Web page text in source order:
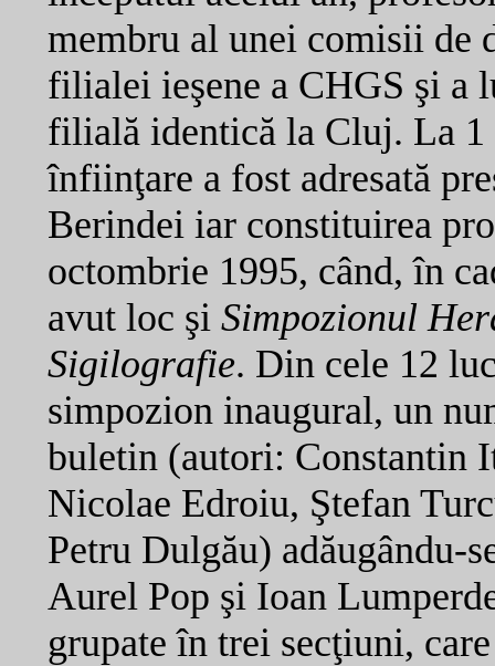
membru al unei comisii de
filialei ieşene a CHGS şi a
filială identică la Cluj. La 1
înfiinţare a fost adresată
Berindei iar constituirea
octombrie 1995, când, în
avut loc şi Simpozionul
Sigilografie. Din cele 12
simpozion inaugural, un
buletin (autori: Constantin
Nicolae Edroiu, Ştefan
Petru Dulgău) adăugându-
Aurel Pop şi Ioan
grupate în trei secţiuni,